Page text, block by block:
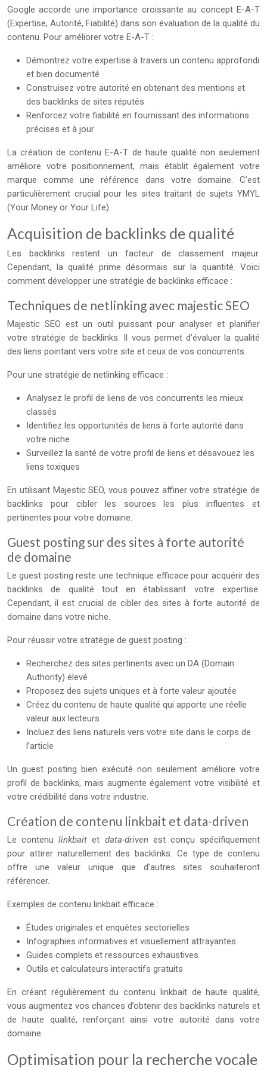
Google accorde une importance croissante au concept E-A-T
(Expertise, Autorité, Fiabilité) dans son évaluation de la qualité du
contenu. Pour améliorer votre E-A-T :
Démontrez votre expertise à travers un contenu approfondi
et bien documenté
Construisez votre autorité en obtenant des mentions et
des backlinks de sites réputés
Renforcez votre fiabilité en fournissant des informations
précises et à jour
La création de contenu E-A-T de haute qualité non seulement
améliore votre positionnement, mais établit également votre
marque comme une référence dans votre domaine. C’est
particulièrement crucial pour les sites traitant de sujets YMYL
(Your Money or Your Life).
Acquisition de backlinks de qualité
Les backlinks restent un facteur de classement majeur.
Cependant, la qualité prime désormais sur la quantité. Voici
comment développer une stratégie de backlinks efficace :
Techniques de netlinking avec majestic SEO
Majestic SEO est un outil puissant pour analyser et planifier
votre stratégie de backlinks. Il vous permet d’évaluer la qualité
des liens pointant vers votre site et ceux de vos concurrents.
Pour une stratégie de netlinking efficace :
Analysez le profil de liens de vos concurrents les mieux
classés
Identifiez les opportunités de liens à forte autorité dans
votre niche
Surveillez la santé de votre profil de liens et désavouez les
liens toxiques
En utilisant Majestic SEO, vous pouvez affiner votre stratégie de
backlinks pour cibler les sources les plus influentes et
pertinentes pour votre domaine.
Guest posting sur des sites à forte autorité
de domaine
Le guest posting reste une technique efficace pour acquérir des
backlinks de qualité tout en établissant votre expertise.
Cependant, il est crucial de cibler des sites à forte autorité de
domaine dans votre niche.
Pour réussir votre stratégie de guest posting :
Recherchez des sites pertinents avec un DA (Domain
Authority) élevé
Proposez des sujets uniques et à forte valeur ajoutée
Créez du contenu de haute qualité qui apporte une réelle
valeur aux lecteurs
Incluez des liens naturels vers votre site dans le corps de
l’article
Un guest posting bien exécuté non seulement améliore votre
profil de backlinks, mais augmente également votre visibilité et
votre crédibilité dans votre industrie.
Création de contenu linkbait et data-driven
Le contenulinkbaitet data-driven est conçu spécifiquement
pour attirer naturellement des backlinks. Ce type de contenu
offre une valeur unique que d’autres sites souhaiteront
référencer.
Exemples de contenu linkbait efficace :
Études originales et enquêtes sectorielles
Infographies informatives et visuellement attrayantes
Guides complets et ressources exhaustives
Outils et calculateurs interactifs gratuits
En créant régulièrement du contenu linkbait de haute qualité,
vous augmentez vos chances d’obtenir des backlinks naturels et
de haute qualité, renforçant ainsi votre autorité dans votre
domaine.
Optimisation pour la recherche vocale